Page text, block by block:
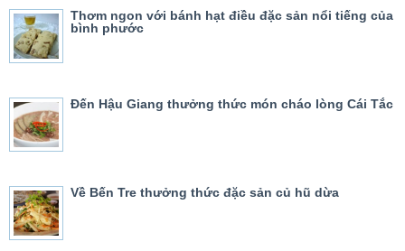
Thơm ngon với bánh hạt điều đặc sản nổi tiếng của
bình phước
Đến Hậu Giang thưởng thức món cháo lòng Cái Tắc
Về Bến Tre thưởng thức đặc sản củ hũ dừa